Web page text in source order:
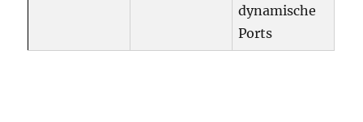
dynamische
Ports